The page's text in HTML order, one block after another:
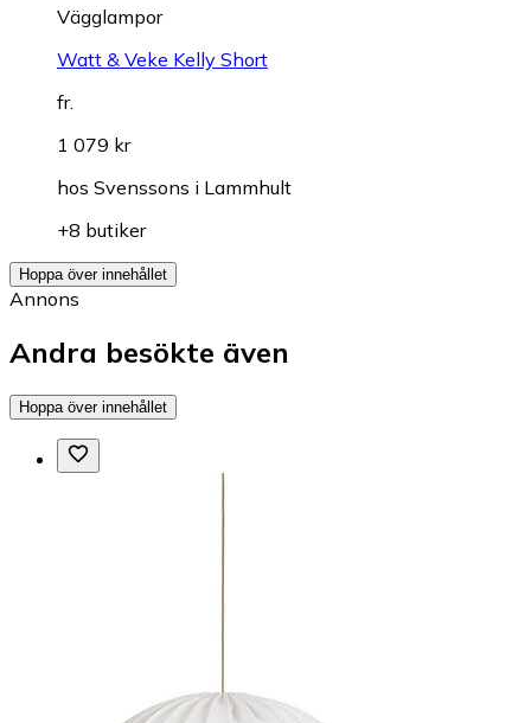
Vägglampor
Watt & Veke Kelly Short
fr.
1 079 kr
hos Svenssons i Lammhult
+8 butiker
Hoppa över innehållet
Annons
Andra besökte även
Hoppa över innehållet